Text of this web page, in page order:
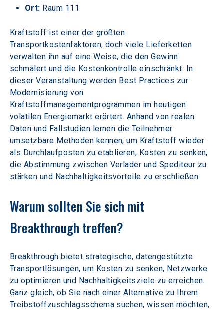
Ort: Raum 111
Kraftstoff ist einer der größten
Transportkostenfaktoren, doch viele Lieferketten
verwalten ihn auf eine Weise, die den Gewinn
schmälert und die Kostenkontrolle einschränkt. In
dieser Veranstaltung werden Best Practices zur
Modernisierung von
Kraftstoffmanagementprogrammen im heutigen
volatilen Energiemarkt erörtert. Anhand von realen
Daten und Fallstudien lernen die Teilnehmer
umsetzbare Methoden kennen, um Kraftstoff wieder
als Durchlaufposten zu etablieren, Kosten zu senken,
die Abstimmung zwischen Verlader und Spediteur zu
stärken und Nachhaltigkeitsvorteile zu erschließen.
Warum sollten Sie sich mit
Breakthrough treffen?
Breakthrough bietet strategische, datengestützte
Transportlösungen, um Kosten zu senken, Netzwerke
zu optimieren und Nachhaltigkeitsziele zu erreichen.
Ganz gleich, ob Sie nach einer Alternative zu Ihrem
Treibstoffzuschlagsschema suchen, wissen möchten,